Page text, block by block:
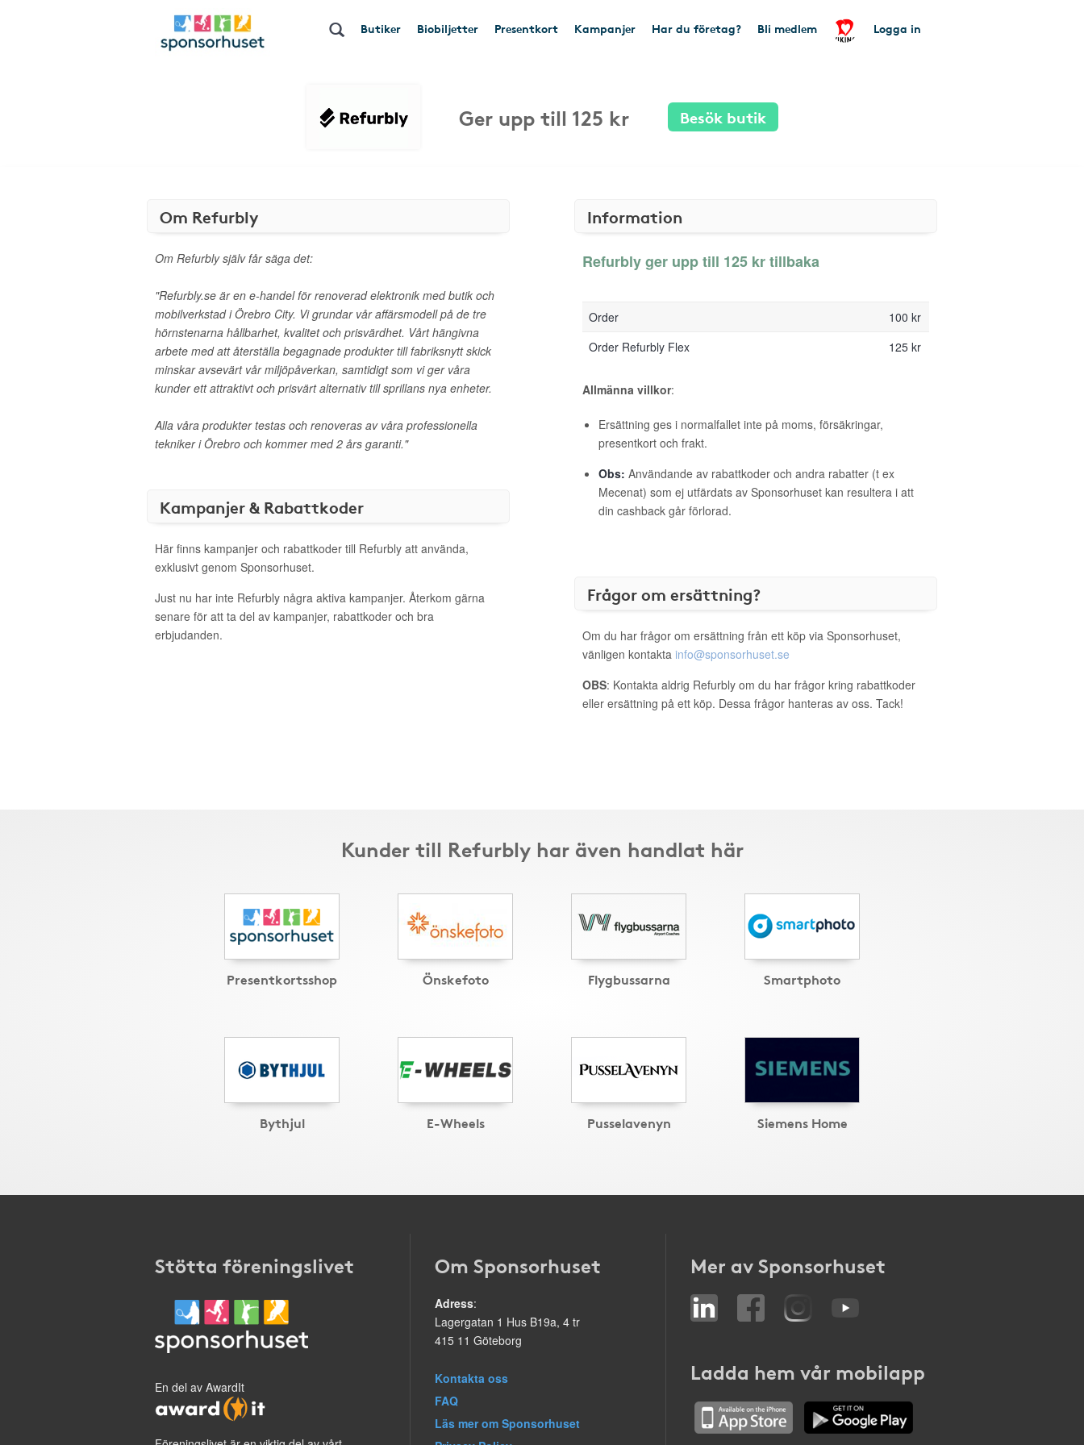
Butiker Biobiljetter Presentkort Kampanjer Har du företag? Bli medlem Logga in
Ger upp till 125 kr Besök butik
Om Refurbly
Om Refurbly själv får säga det:
"Refurbly.se är en e-handel för renoverad elektronik med butik och
mobilverkstad i Örebro City. Vi grundar vår affärsmodell på de tre
hörnstenarna hållbarhet, kvalitet och prisvärdhet. Vårt hängivna
arbete med att återställa begagnade produkter till fabriksnytt skick
minskar avsevärt vår miljöpåverkan, samtidigt som vi ger våra
kunder ett attraktivt och prisvärt alternativ till sprillans nya enheter.
Alla våra produkter testas och renoveras av våra professionella
tekniker i Örebro och kommer med 2 års garanti."
Kampanjer & Rabattkoder
Här finns kampanjer och rabattkoder till Refurbly att använda,
exklusivt genom Sponsorhuset.
Just nu har inte Refurbly några aktiva kampanjer. Återkom gärna
senare för att ta del av kampanjer, rabattkoder och bra
erbjudanden.
Information
Refurbly ger upp till 125 kr tillbaka
Order
100 kr
Order Refurbly Flex
125 kr
Allmänna villkor:
Ersättning ges i normalfallet inte på moms, försäkringar,
presentkort och frakt.
Obs: Användande av rabattkoder och andra rabatter (t ex
Mecenat) som ej utfärdats av Sponsorhuset kan resultera i att
din cashback går förlorad.
Frågor om ersättning?
Om du har frågor om ersättning från ett köp via Sponsorhuset,
vänligen kontakta info@sponsorhuset.se
OBS: Kontakta aldrig Refurbly om du har frågor kring rabattkoder
eller ersättning på ett köp. Dessa frågor hanteras av oss. Tack!
Kunder till Refurbly har även handlat här
Presentkortsshop Önskefoto Flygbussarna Smartphoto
Bythjul E-Wheels Pusselavenyn Siemens Home
Stötta föreningslivet
En del av AwardIt
Om Sponsorhuset
Adress:
Lagergatan 1 Hus B19a, 4 tr
415 11 Göteborg
Kontakta oss
FAQ
Läs mer om Sponsorhuset
Mer av Sponsorhuset
Ladda hem vår mobilapp